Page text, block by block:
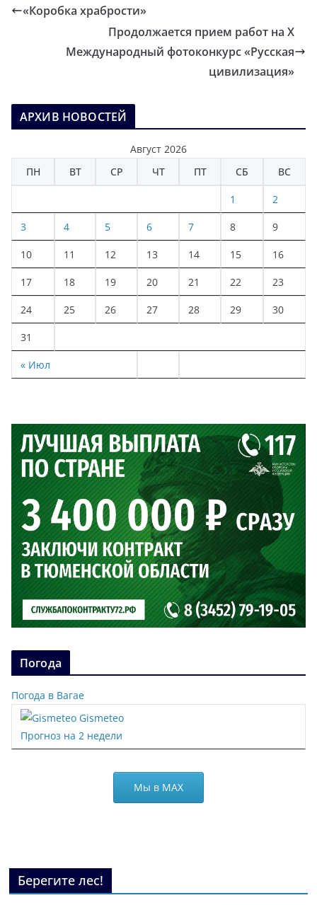
«Коробка храбрости»
Продолжается прием работ на Х
Международный фотоконкурс «Русская
цивилизация»
АРХИВ НОВОСТЕЙ
Август 2026
ПН
ВТ СР ЧТ ПТ СБ ВС
« Июл
1 2
3 4 5 6 7 8 9
10 11 12 13 14 15 16
17 18 19 20 21 22 23
24 25 26 27 28 29 30
31
Погода
Погода в Вагае
Gismeteo
Прогноз на 2 недели
Мы в МАХ
Берегите лес!